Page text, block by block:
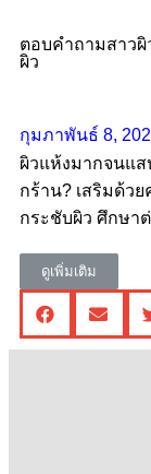
ตอบคำถามสาวผิ
ผิว
กุมภาพันธ์ 8,
ผิวแห้งมากจนแส
กร้าน? เสริมด้ว
กระชับผิว ศึกษา
ดูเพิ่มเติม